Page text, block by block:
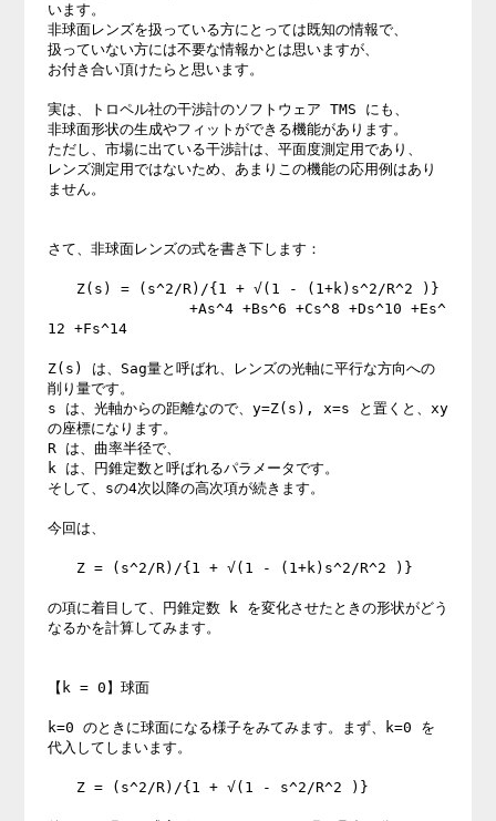
います。
非球面レンズを扱っている方にとっては既知の情報で、
扱っていない方には不要な情報かとは思いますが、
お付き合い頂けたらと思います。
実は、トロペル社の干渉計のソフトウェア TMS にも、
非球面形状の生成やフィットができる機能があります。
ただし、市場に出ている干渉計は、平面度測定用であり、
レンズ測定用ではないため、あまりこの機能の応用例はあり
ません。
さて、非球面レンズの式を書き下します：
Z(s) = (s^2/R)/{1 + √(1 - (1+k)s^2/R^2 )}
12 +Fs^14
Z(s) は、Sag量と呼ばれ、レンズの光軸に平行な方向への
削り量です。
s は、光軸からの距離なので、y=Z(s), x=s と置くと、xy
の座標になります。
R は、曲率半径で、
k は、円錐定数と呼ばれるパラメータです。
そして、sの4次以降の高次項が続きます。
今回は、
Z = (s^2/R)/{1 + √(1 - (1+k)s^2/R^2 )}
の項に着目して、円錐定数 k を変化させたときの形状がどう
なるかを計算してみます。
【k = 0】球面
k=0 のときに球面になる様子をみてみます。まず、k=0 を
代入してしまいます。
Z = (s^2/R)/{1 + √(1 - s^2/R^2 )}